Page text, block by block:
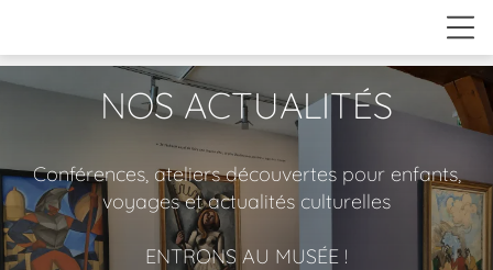
NOS ACTUALITÉS
Conférences, ateliers découvertes pour enfants,
voyages et actualités culturelles
ENTRONS AU MUSÉE !